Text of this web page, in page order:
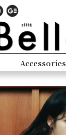
Accessories